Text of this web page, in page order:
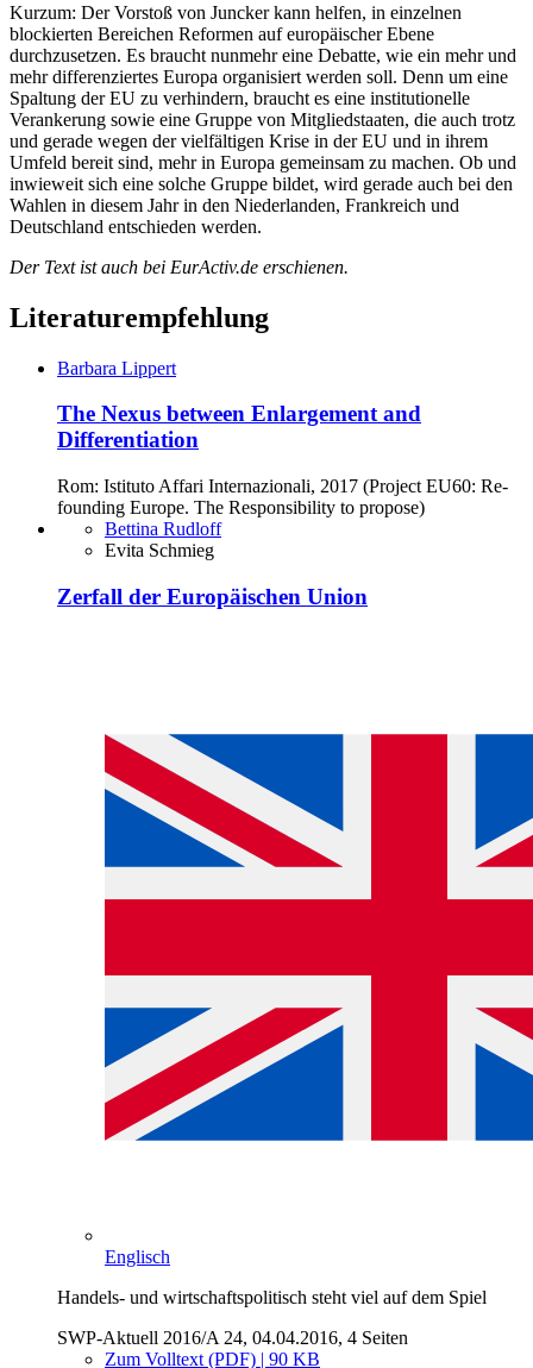
Kurzum: Der Vorstoß von Juncker kann helfen, in einzelnen
blockierten Bereichen Reformen auf europäischer Ebene
durchzusetzen. Es braucht nunmehr eine Debatte, wie ein mehr und
mehr differenziertes Europa organisiert werden soll. Denn um eine
Spaltung der EU zu verhindern, braucht es eine institutionelle
Verankerung sowie eine Gruppe von Mitgliedstaaten, die auch trotz
und gerade wegen der vielfältigen Krise in der EU und in ihrem
Umfeld bereit sind, mehr in Europa gemeinsam zu machen. Ob und
inwieweit sich eine solche Gruppe bildet, wird gerade auch bei den
Wahlen in diesem Jahr in den Niederlanden, Frankreich und
Deutschland entschieden werden.
Der Text ist auch bei EurActiv.de erschienen.
Literaturempfehlung
Barbara Lippert
The Nexus between Enlargement and
Differentiation
Rom: Istituto Affari Internazionali, 2017 (Project EU60: Re-
founding Europe. The Responsibility to propose)
Bettina Rudloff
Evita Schmieg
Zerfall der Europäischen Union
Englisch
Handels- und wirtschaftspolitisch steht viel auf dem Spiel
SWP-Aktuell 2016/A 24, 04.04.2016, 4 Seiten
Zum Volltext (PDF) | 90 KB